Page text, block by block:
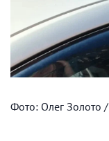
Фото: Олег Золото